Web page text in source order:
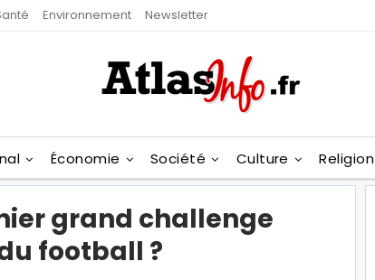
Environnement Newsletter
Économie Société Culture Religion
grand challenge
football ?